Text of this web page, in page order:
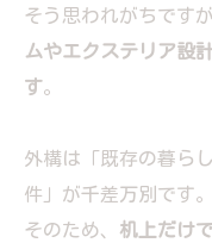
そう思われがちです
ムやエクステリア設
す。
外構は「既存の暮ら
件」が千差万別です。
そのため、 机上だけ